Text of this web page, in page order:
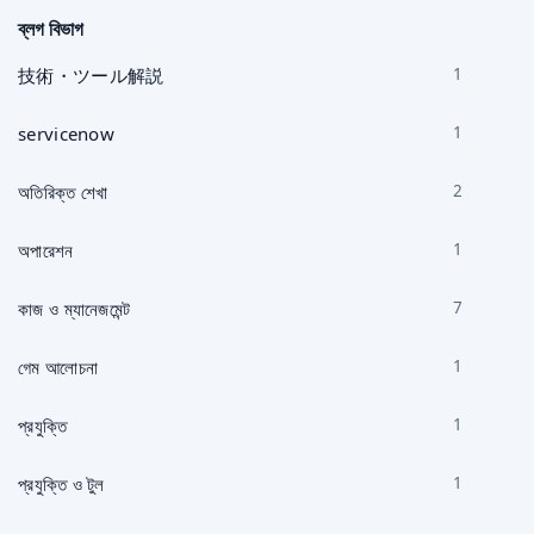
ব্লগ বিভাগ
技術・ツール解説 1
servicenow 1
অতিরিক্ত শেখা 2
অপারেশন 1
কাজ ও ম্যানেজমেন্ট 7
গেম আলোচনা 1
প্রযুক্তি 1
প্রযুক্তি ও টুল 1